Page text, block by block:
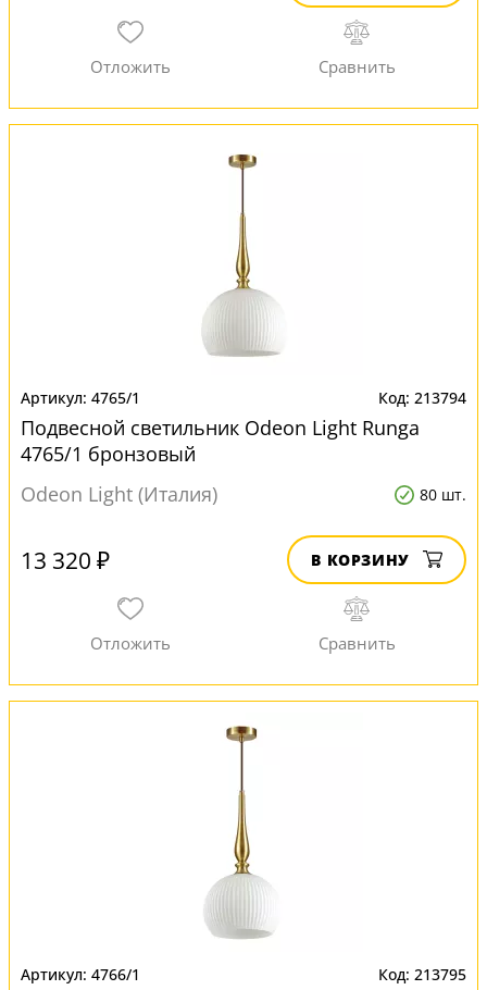
4765/1 213794
Подвесной светильник Odeon Light Runga
4765/1 бронзовый
Odeon Light (Италия)
80 шт.
13 320 ₽ В КОРЗИНУ
4766/1 213795